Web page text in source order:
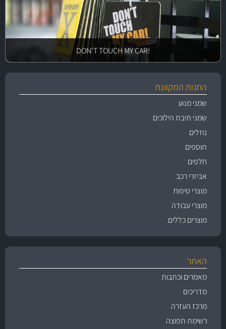
!DON'T TOUCH MY CAR
החנות המקוונת
שמני מנוע
שמני תיבת הילוכים
נוזלים
תוספים
חלפים
אביזרי רכב
מוצרי טיפוח
מוצרי עבודה
מוצרים כללים
האתר
מאמרים וכתבות
מדריכים
מרכז העזרה
רשימת תפוצה